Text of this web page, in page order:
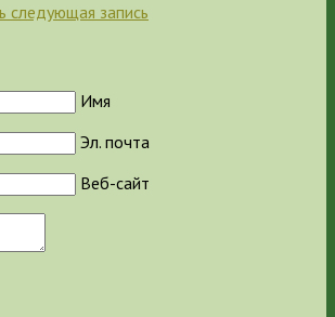
следующая запись
Имя
Эл. почта
Веб-сайт